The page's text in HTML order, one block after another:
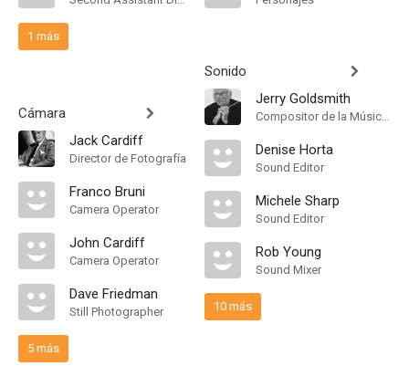
1 más
Cámara
Jack Cardiff
Director de Fotografía
Franco Bruni
Camera Operator
John Cardiff
Camera Operator
Dave Friedman
Still Photographer
5 más
Sonido
Jerry Goldsmith
Compositor de la Música Original
Denise Horta
Sound Editor
Michele Sharp
Sound Editor
Rob Young
Sound Mixer
10 más